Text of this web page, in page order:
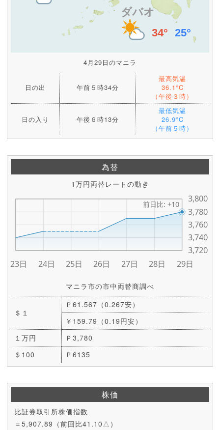
4月29日のマニラ
日の出 午前５時34分
最高気温
36.1°C
（午後３時）
日の入り 午後６時13分
最低気温
26.9°C
（午前５時）
為替
1万円両替レートの動き
マニラ市の市中両替商調べ
＄１
Ｐ61.567（0.267安）
￥159.79（0.19円安）
１万円
Ｐ3,780
＄100
Ｐ6135
株価
比証券取引所株価指数
＝5,907.89（前回比41.10△）